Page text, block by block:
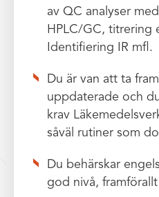
av QC analyser
HPLC/GC, titrering
Identifiering IR mfl.
Du är van att ta
uppdaterade och
krav
såväl rutiner som
Du behärskar
god nivå,